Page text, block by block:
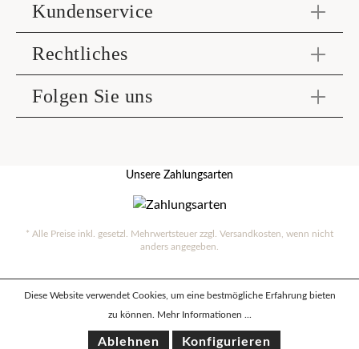
Kundenservice
Rechtliches
Folgen Sie uns
Unsere Zahlungsarten
* Alle Preise inkl. gesetzl. Mehrwertsteuer zzgl. Versandkosten , wenn nicht
anders angegeben.
Diese Website verwendet Cookies, um eine bestmögliche Erfahrung bieten
zu können.
Mehr Informationen ...
Ablehnen Konfigurieren